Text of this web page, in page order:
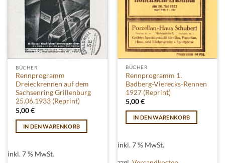
BÜCHER
Rennprogramm
Dreieckrennen auf dem
Sachsenring Grillenburg
25.06.1933 (Reprint)
5,00€
IN DEN WARENKORB
inkl. 7 % MwSt.
BÜCHER
Rennprogramm 1.
Badberg-Vierecks-Rennen
1927 (Reprint)
5,00€
IN DEN WARENKORB
inkl. 7 % MwSt.